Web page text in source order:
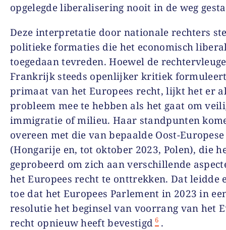
opgelegde liberalisering nooit in de weg
Deze interpretatie door nationale rechters
politieke formaties die het economisch
toegedaan tevreden. Hoewel de
Frankrijk steeds openlijker kritiek
primaat van het Europees recht, lijkt het er
probleem mee te hebben als het gaat om
immigratie of milieu. Haar standpunten
overeen met die van bepaalde Oost-
(Hongarije en, tot oktober 2023, Polen), die
geprobeerd om zich aan verschillende
het Europees recht te onttrekken. Dat leidde
toe dat het Europees Parlement in 2023 in
resolutie het beginsel van voorrang van het
recht opnieuw heeft bevestigd 6 .